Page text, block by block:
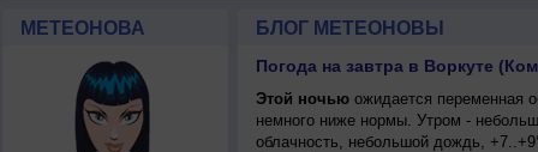
МЕТЕОНОВА БЛОГ МЕТЕОНОВЫ
Погода на завтра в Воркуте
Этой ночьюожидается переменная
немного ниже нормы. Утром -
облачность, небольшой дождь,